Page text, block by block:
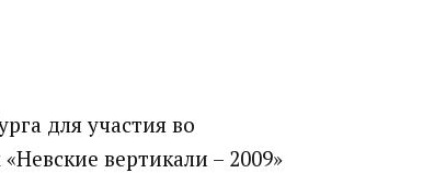
для участия во
вертикали – 2009»